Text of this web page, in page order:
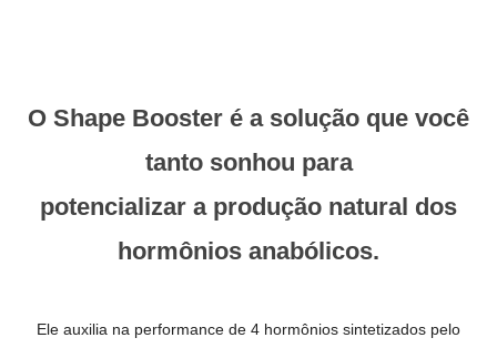
O Shape Booster é a solução que você
tanto sonhou para
potencializar a produção natural dos
hormônios anabólicos.
Ele auxilia na performance de 4 hormônios sintetizados pelo